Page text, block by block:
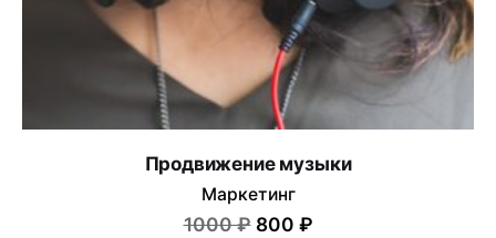
Продвижение музыки
Маркетинг
1000 ₽800 ₽